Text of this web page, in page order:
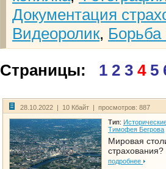
Документация
Видеоролик, Борьба
Страницы: 1 2 3 4 5
28.10.2022 | 10 Кбайт | просмотров: 887
Тип:
Тимофея Бегрова
Мировая
страхования?
подробнее